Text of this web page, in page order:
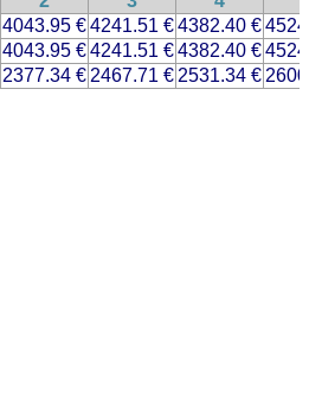
4043.95 €4241.51 €4382.40 €
4043.95 €4241.51 €4382.40 €
2377.34 € 2467.71 € 2531.34 €